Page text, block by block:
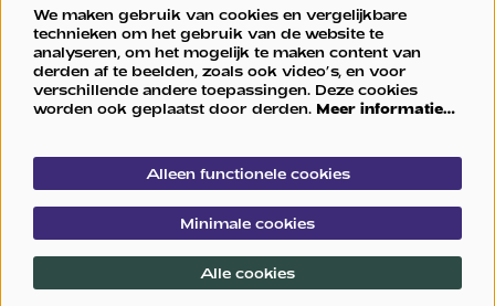
© Stadsschouwburg Nijmegen en Concertgebouw De
Powered byCultureSuite
We maken gebruik van cookies en vergelijkbare
technieken om het gebruik van de website te
analyseren, om het mogelijk te maken content van
derden af te beelden, zoals ook video’s, en voor
verschillende andere toepassingen. Deze cookies
worden ook geplaatst door derden. Meer informatie…
Alleen functionele cookies
Minimale cookies
Alle cookies